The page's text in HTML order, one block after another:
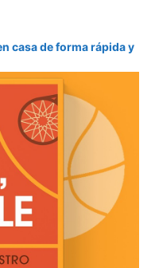
casa de forma rápida y